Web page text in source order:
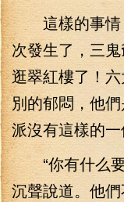
這樣的事情
次發生了，三
逛翠紅樓了！
別的郁悶，他
派沒有這樣的
“你有什么要
沉聲說道。他